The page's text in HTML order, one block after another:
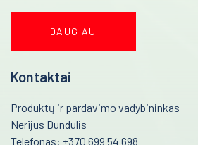
Onkohematologija
Anesteziologija
Multifunkciniai vežimėliai
Kraujo komponentų separatoriai
Kraujo filtravimo stovai
Vamzdelių užlydymo prietaisai
DAUGIAU
Kontaktai
Produktų ir pardavimo vadybininkas
Nerijus Dundulis
Telefonas: +370 699 54 698